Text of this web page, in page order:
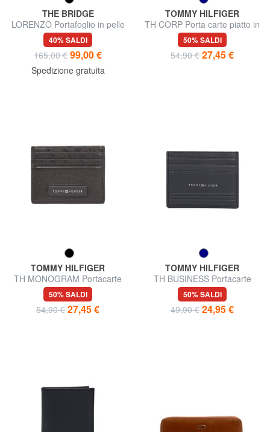
THE BRIDGE
LORENZO Portafoglio in pelle
con portamonete
40% SALDI
165,00 € 99,00 €
Spedizione gratuita
TOMMY HILFIGER
TH CORP Porta carte piatto in
pelle
50% SALDI
54,90 € 27,45 €
TOMMY HILFIGER
TH MONOGRAM Portacarte
logato in pelle
50% SALDI
54,90 € 27,45 €
TOMMY HILFIGER
TH BUSINESS Portacarte
piatto in pelle saffiano
50% SALDI
49,90 € 24,95 €